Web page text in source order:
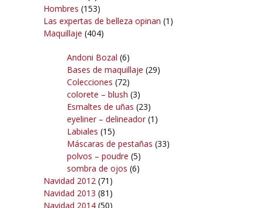
Hombres (153)
Las expertas de belleza opinan (1)
Maquillaje (404)
Andoni Bozal (6)
Bases de maquillaje (29)
Colecciones (72)
colorete – blush (3)
Esmaltes de uñas (23)
eyeliner – delineador(1)
Labiales (15)
Máscaras de pestañas (33)
polvos – poudre (5)
sombra de ojos (6)
Navidad 2012 (71)
Navidad 2013 (81)
Navidad 2014 (50)